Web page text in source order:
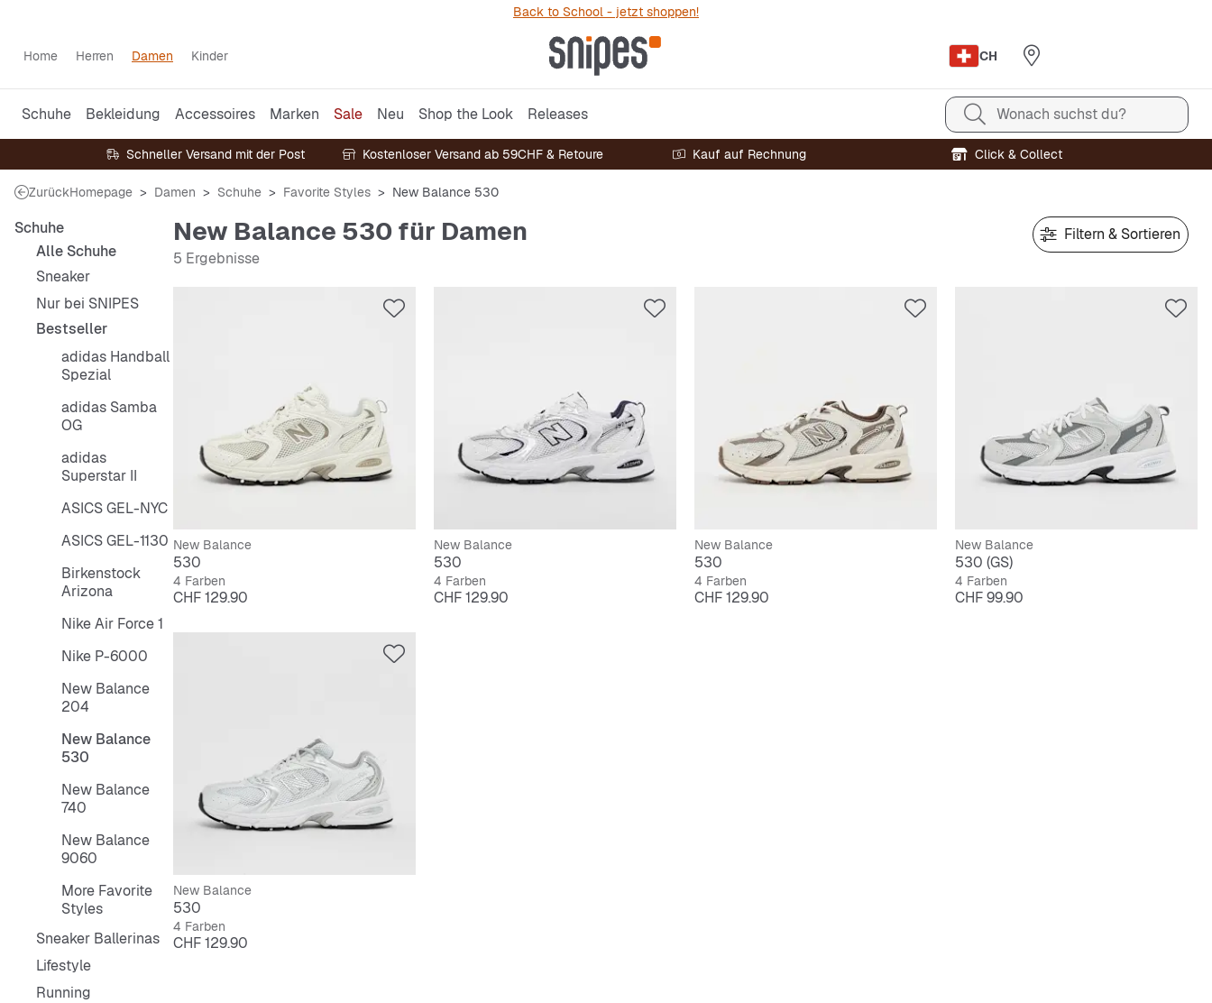
Back to School - jetzt shoppen!
Home Herren Damen Kinder CH
Schuhe Bekleidung Accessoires Marken Sale Neu Shop the Look Releases Wonach suchst du?
Schneller Versand mit der Post Kostenloser Versand ab 59CHF & Retoure Kauf auf Rechnung Click & Collect
ZurückHomepage Damen Schuhe Favorite Styles New Balance 530
Schuhe
Alle Schuhe
Sneaker
Nur bei SNIPES
Bestseller
adidas Handball
Spezial
adidas Samba
OG
adidas
Superstar II
ASICS GEL-NYC
ASICS GEL-1130
Birkenstock
Arizona
Nike Air Force 1
Nike P-6000
New Balance
204
New Balance
530
New Balance
740
New Balance
9060
More Favorite
Styles
Sneaker Ballerinas
Lifestyle
Running
New Balance 530 für Damen
5 Ergebnisse
Filtern & Sortieren
New Balance
530
4 Farben
Preis
CHF 129.90
New Balance
530
4 Farben
Preis
CHF 129.90
New Balance
530
4 Farben
Preis
CHF 129.90
New Balance
530 (GS)
4 Farben
Preis
CHF 99.90
New Balance
530
4 Farben
Preis
CHF 129.90